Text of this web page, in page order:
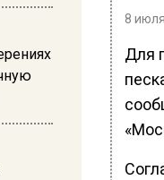
8
Для